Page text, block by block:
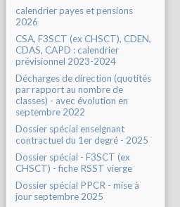
calendrier payes et pensions
2026
CSA, F3SCT (ex CHSCT), CDEN,
CDAS, CAPD : calendrier
prévisionnel 2023-2024
Décharges de direction (quotités
par rapport au nombre de
classes) - avec évolution en
septembre 2022
Dossier spécial enseignant
contractuel du 1er degré - 2025
Dossier spécial - F3SCT (ex
CHSCT) - fiche RSST vierge
Dossier spécial PPCR - mise à
jour septembre 2025